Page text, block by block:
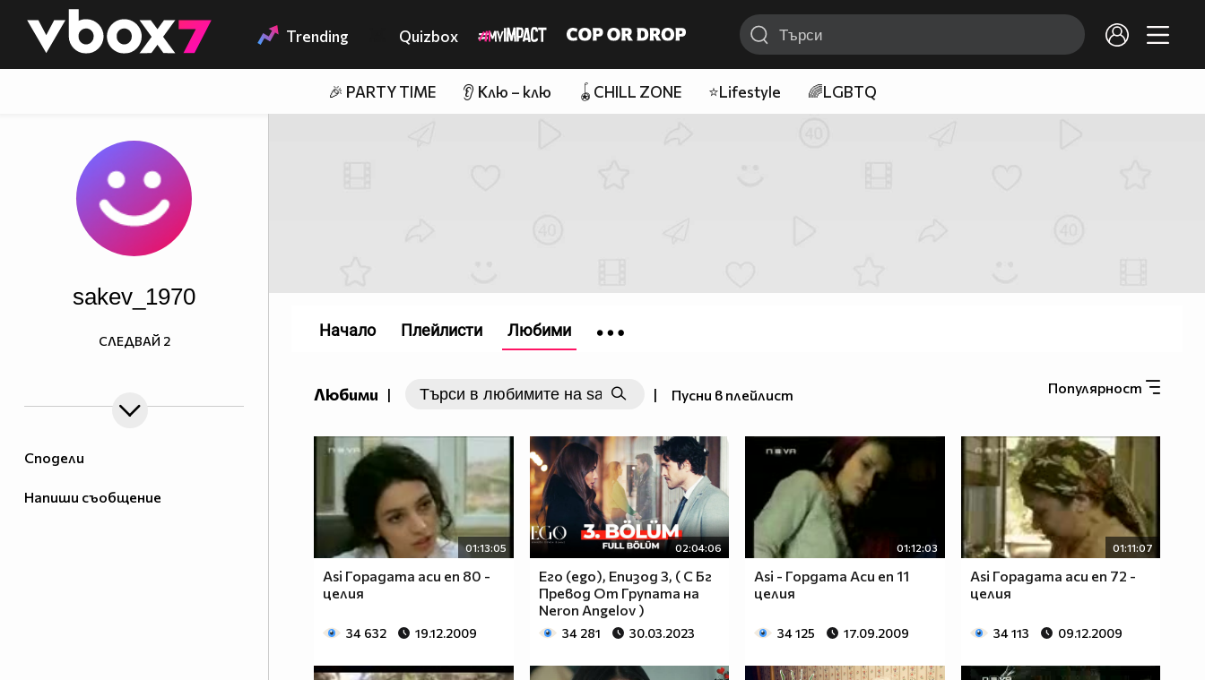
👾 Trending Quizbox
🎉 PARTY TIME 👂 Клю – клю 🪀CHILL ZONE ⭐Lifestyle 🌈LGBTQ
Сподели
Напиши съобщение
sakev_1970
СЛЕДВАЙ 2
Любими | | Пусни в плейлист Популярност
01:13:05
Asi Горадата аси еп 80 -
целия
34 632 19.12.2009
02:04:06
Его (ego), Епизод 3, ( С Бг
Превод От Групата на
Neron Angelov )
34 281 30.03.2023
01:12:03
Asi - Гордата Аси еп 11
целия
34 125 17.09.2009
01:11:07
Asi Горадата аси еп 72 -
целия
34 113 09.12.2009
Начало Плейлисти Любими